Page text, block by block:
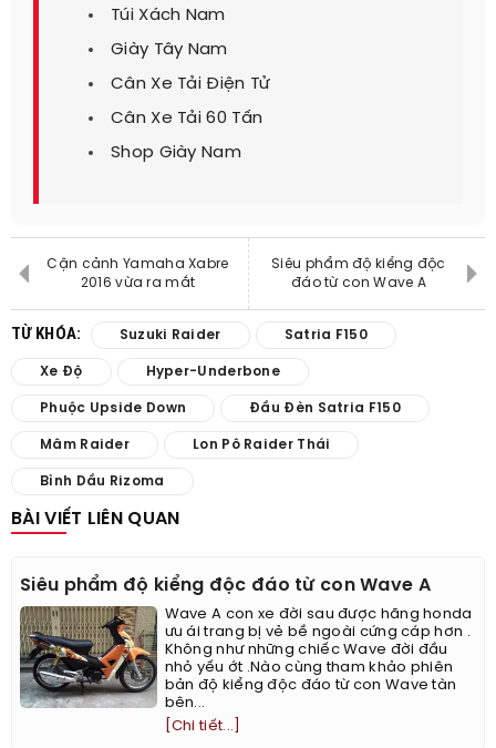
Túi Xách Nam
Giày Tây Nam
Cân Xe Tải Điện Tử
Cân Xe Tải 60 Tấn
Shop Giày Nam
Cận cảnh Yamaha Xabre
2016 vừa ra mắt
Siêu phẩm độ kiểng độc
đáo từ con Wave A
TỪ KHÓA: Suzuki Raider Satria F150
Xe Độ Hyper-Underbone
Phuộc Upside Down Đầu Đèn Satria F150
Mâm Raider Lon Pô Raider Thái
Bình Dầu Rizoma
BÀI VIẾT LIÊN QUAN
Siêu phẩm độ kiểng độc đáo từ con Wave A
Wave A con xe đời sau được hãng honda
ưu ái trang bị vẻ bề ngoài cứng cáp hơn .
Không như những chiếc Wave đời đầu
nhỏ yếu ớt .Nào cùng tham khảo phiên
bản độ kiểng độc đáo từ con Wave tàn
bên...
[Chi tiết...]